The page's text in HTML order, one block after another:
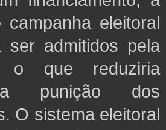
campanha eleitoral
ser admitidos pela
o que reduziria
punição dos
O sistema eleitoral